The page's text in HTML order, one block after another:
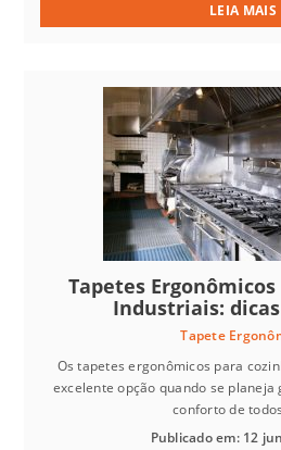
LEIA MAIS
Tapetes
Industriais: dicas
Tapete
Os tapetes ergonômicos para
excelente opção quando se
conforto de
Publicado em: 12